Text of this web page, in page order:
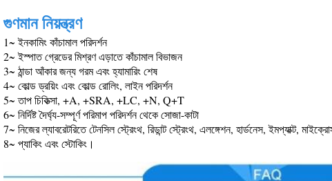
গুণমান নিয়ন্ত্রণ
1~ ইনকামিং কাঁচামাল পরিদর্শন
2~ ইস্পাত গ্রেডের মিশ্রণ এড়াতে কাঁচামাল বিভাজন
3~ ঠান্ডা আঁকার জন্য গরম এবং হ্যামারিং শেষ
4~ কোল্ড ড্রয়িং এবং কোল্ড রোলিং, লাইন পরিদর্শন
5~ তাপ চিকিত্সা, +A, +SRA, +LC, +N, Q+T
6~ নির্দিষ্ট দৈর্ঘ্য-সম্পূর্ণ পরিমাপ পরিদর্শন থেকে সোজা-কাটা
7~ নিজের ল্যাবরেটরিতে টেনসিল স্ট্রেংথ, রিডান্ট স্ট্রেংথ, এলঙ্গেশন, হার্ডনেস, ইমপ্যাক্ট,
8~ প্যাকিং এবং স্টোকিং।